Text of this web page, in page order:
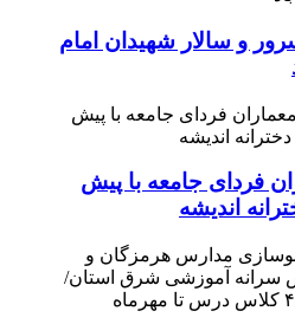
و سالار شهیدان امام
فردای جامعه با پیش
اندیشه